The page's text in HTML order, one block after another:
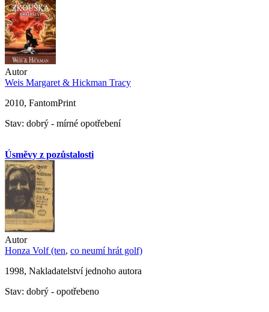
Autor
Weis Margaret & Hickman Tracy
2010, FantomPrint
Stav: dobrý - mírné opotřebení
Úsměvy z pozůstalosti
Autor
Honza Volf (ten, co neumí hrát golf)
1998, Nakladatelství jednoho autora
Stav: dobrý - opotřebeno